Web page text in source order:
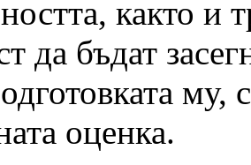
както и
да бъдат
му,
оценка.